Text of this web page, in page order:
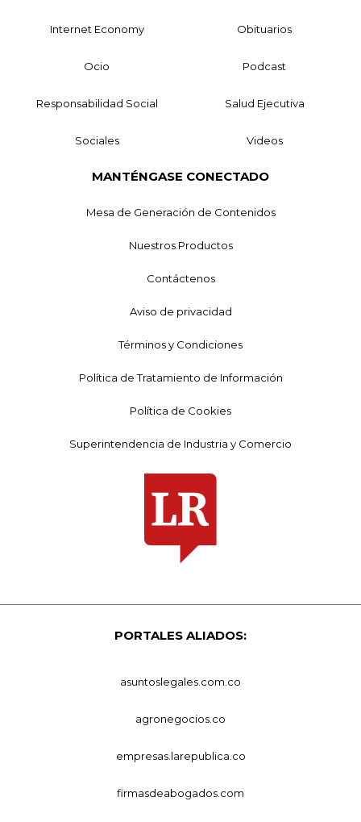
Internet Economy Obituarios
Ocio Podcast
Responsabilidad Social Salud Ejecutiva
Sociales Videos
MANTÉNGASE CONECTADO
Mesa de Generación de Contenidos
Nuestros Productos
Contáctenos
Aviso de privacidad
Términos y Condiciones
Política de Tratamiento de Información
Política de Cookies
Superintendencia de Industria y Comercio
PORTALES ALIADOS:
asuntoslegales.com.co
agronegocios.co
empresas.larepublica.co
firmasdeabogados.com